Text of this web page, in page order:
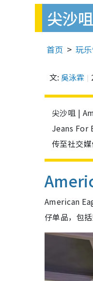
尖沙
首页 玩
文: 吳泳霖
尖沙咀 |
Jeans For
传至社交
American
仔单品，包